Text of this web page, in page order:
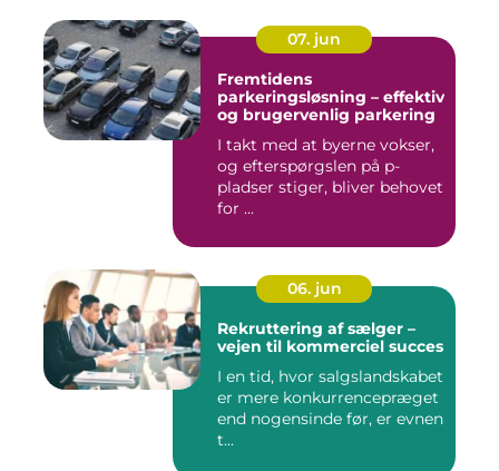
07. jun
Fremtidens
parkeringsløsning – effektiv
og brugervenlig parkering
I takt med at byerne vokser,
og efterspørgslen på p-
pladser stiger, bliver behovet
for ...
06. jun
Rekruttering af sælger –
vejen til kommerciel succes
I en tid, hvor salgslandskabet
er mere konkurrencepræget
end nogensinde før, er evnen
t...